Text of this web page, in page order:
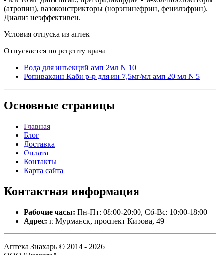
(атропин), вазоконстрикторы (норэпинефрин, фенилэфрин).
Диализ неэффективен.
Условия отпуска из аптек
Отпускается по рецепту врача
Вода для инъекций амп 2мл N 10
Ропивакаин Каби р-р для ин 7,5мг/мл амп 20 мл N 5
Основные страницы
Главная
Блог
Доставка
Оплата
Контакты
Карта сайта
Контактная информация
Рабочие часы: Пн-Пт: 08:00-20:00, Сб-Вс: 10:00-18:00
Адрес: г. Мурманск, проспект Кирова, 49
Аптека Знахарь © 2014 - 2026